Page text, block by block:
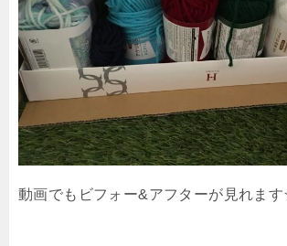
動画でもビフォー&アフターが見れま